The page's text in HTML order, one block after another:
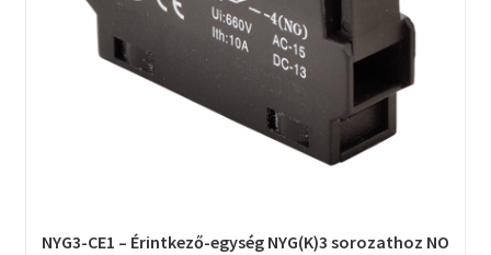
NYG3-CE1 – Érintkező-egység NYG(K)3 sorozathoz NO